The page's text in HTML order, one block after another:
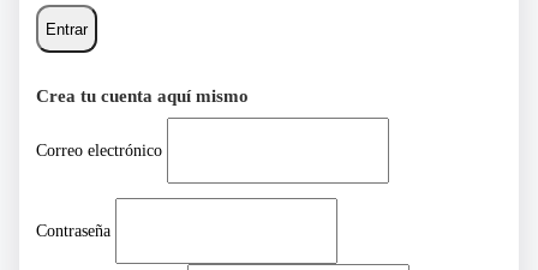
Entrar
Crea tu cuenta aquí mismo
Correo electrónico
Contraseña